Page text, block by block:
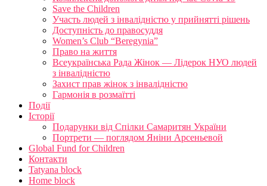
Save the Children
Участь людей з інвалідністю у прийнятті рішень
Доступність до правосуддя
Women’s Club “Beregynia”
Право на життя
Всеукраїнська Рада Жінок — Лідерок НУО людей
з інвалідністю
Захист прав жінок з інвалідністю
Гармонія в розмаїтті
Події
Історії
Подарунки від Спілки Самаритян України
Портрети — поглядом Яніни Арсеньевой
Global Fund for Children
Контакти
Tatyana block
Home block